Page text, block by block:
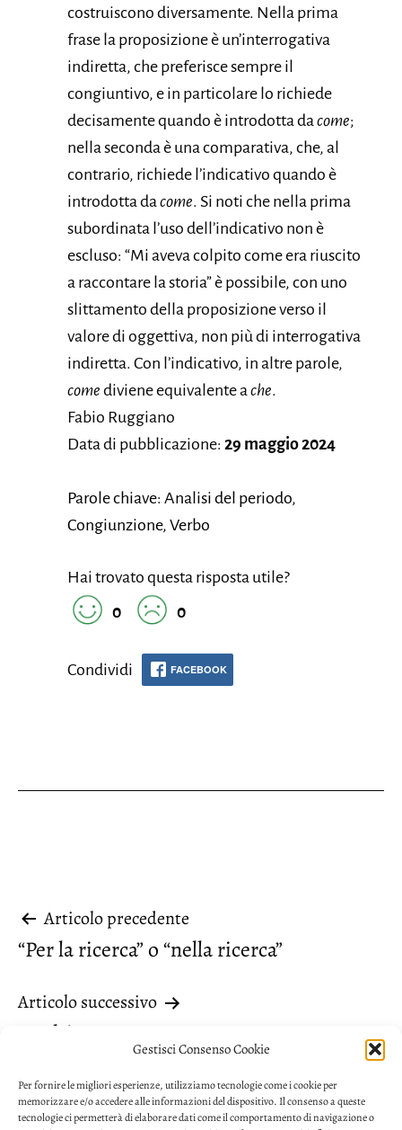
Gestisci Consenso Cookie
Per fornire le migliori esperienze, utilizziamo tecnologie come i cookie per
memorizzare e/o accedere alle informazioni del dispositivo. Il consenso a queste
tecnologie ci permetterà di elaborare dati come il comportamento di navigazione o
costruiscono diversamente. Nella prima
frase la proposizione è un’interrogativa
indiretta, che preferisce sempre il
congiuntivo, e in particolare lo richiede
decisamente quando è introdotta dacome;
nella seconda è una comparativa, che, al
contrario, richiede l’indicativo quando è
introdotta dacome. Si noti che nella prima
subordinata l’uso dell’indicativo non è
escluso: “Mi aveva colpito come era riuscito
a raccontare la storia” è possibile, con uno
slittamento della proposizione verso il
valore di oggettiva, non più di interrogativa
indiretta. Con l’indicativo, in altre parole,
come diviene equivalente ache.
Fabio Ruggiano
Data di pubblicazione: 29 maggio 2024
Parole chiave: Analisi del periodo,
Congiunzione, Verbo
Hai trovato questa risposta utile?
0
0
Condividi FACEBOOK
Navigazione
articoli
Articolo precedente
“Per la ricerca” o “nella ricerca”
Articolo successivo
“Malriscattata”